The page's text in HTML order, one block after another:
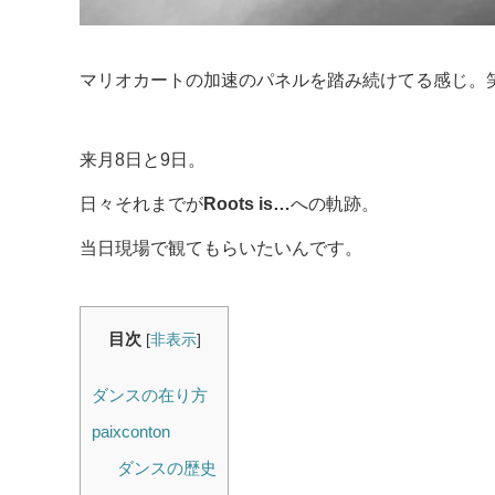
マリオカートの加速のパネルを踏み続けてる感じ。
来月8日と9日。
日々それまでがRoots is…への軌跡。
当日現場で観てもらいたいんです。
目次 [非表示]
ダンスの在り方
paixconton
ダンスの歴史